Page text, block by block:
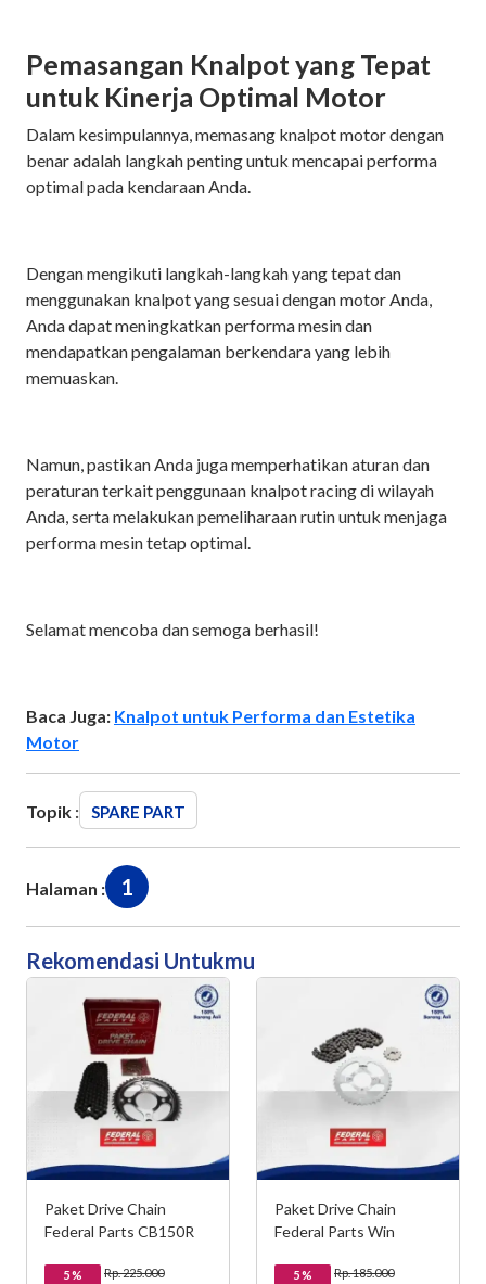
Pemasangan Knalpot yang Tepat
untuk Kinerja Optimal Motor
Dalam kesimpulannya, memasang knalpot motor dengan
benar adalah langkah penting untuk mencapai performa
optimal pada kendaraan Anda.
Dengan mengikuti langkah-langkah yang tepat dan
menggunakan knalpot yang sesuai dengan motor Anda,
Anda dapat meningkatkan performa mesin dan
mendapatkan pengalaman berkendara yang lebih
memuaskan.
Namun, pastikan Anda juga memperhatikan aturan dan
peraturan terkait penggunaan knalpot racing di wilayah
Anda, serta melakukan pemeliharaan rutin untuk menjaga
performa mesin tetap optimal.
Selamat mencoba dan semoga berhasil!
Baca Juga: Knalpot untuk Performa dan Estetika
Motor
Topik : SPARE PART
Halaman : 1
Rekomendasi Untukmu
Paket Drive Chain
Federal Parts CB150R
5% Rp. 225.000
Paket Drive Chain
Federal Parts Win
5% Rp. 185.000